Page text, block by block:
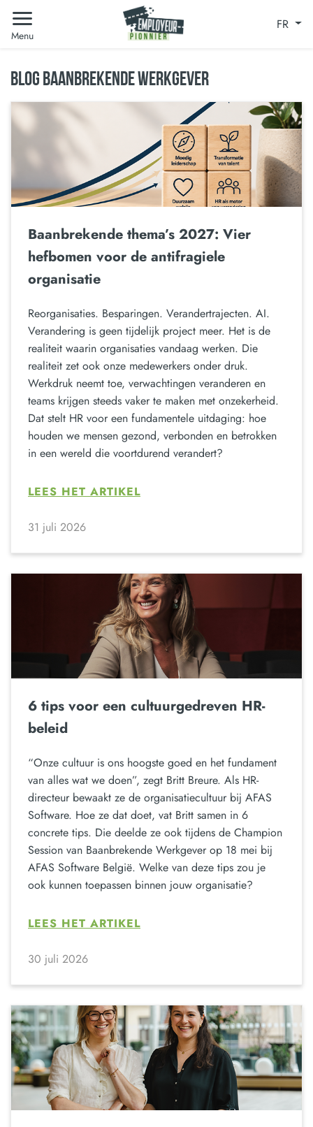
Menu
FR
BLOG BAANBREKENDE WERKGEVER
Baanbrekende thema’s 2027: Vier
hefbomen voor de antifragiele
organisatie
Reorganisaties. Besparingen. Verandertrajecten. AI.
Verandering is geen tijdelijk project meer. Het is de
realiteit waarin organisaties vandaag werken. Die
realiteit zet ook onze medewerkers onder druk.
Werkdruk neemt toe, verwachtingen veranderen en
teams krijgen steeds vaker te maken met onzekerheid.
Dat stelt HR voor een fundamentele uitdaging: hoe
houden we mensen gezond, verbonden en betrokken
in een wereld die voortdurend verandert?
LEES HET ARTIKEL
31 juli 2026
6 tips voor een cultuurgedreven HR-
beleid
“Onze cultuur is ons hoogste goed en het fundament
van alles wat we doen”, zegt Britt Breure. Als HR-
directeur bewaakt ze de organisatiecultuur bij AFAS
Software. Hoe ze dat doet, vat Britt samen in 6
concrete tips. Die deelde ze ook tijdens de Champion
Session van Baanbrekende Werkgever op 18 mei bij
AFAS Software België. Welke van deze tips zou je
ook kunnen toepassen binnen jouw organisatie?
LEES HET ARTIKEL
30 juli 2026